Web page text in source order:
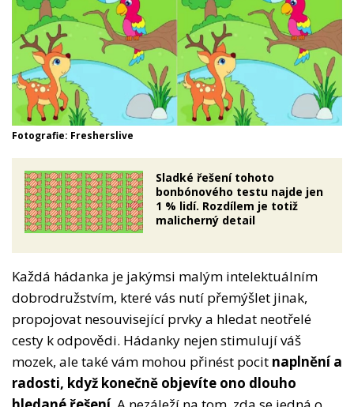
Fotografie: Fresherslive
Sladké řešení tohoto
bonbónového testu najde jen
1 % lidí. Rozdílem je totiž
malicherný detail
Každá hádanka je jakýmsi malým intelektuálním
dobrodružstvím, které vás nutí přemýšlet jinak,
propojovat nesouvisející prvky a hledat neotřelé
cesty k odpovědi. Hádanky nejen stimulují váš
mozek, ale také vám mohou přinést pocit naplnění a
radosti, když konečně objevíte ono dlouho